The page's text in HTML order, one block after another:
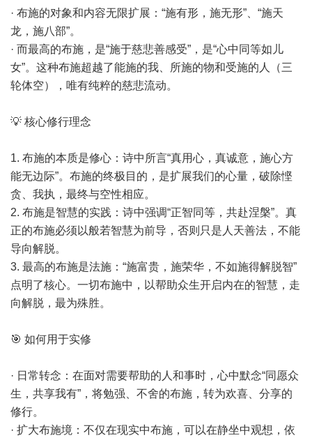
· 布施的对象和内容无限扩展：“施有形，施无形”、“施天
龙，施八部”。
· 而最高的布施，是“施于慈悲善感受”，是“心中同等如儿
女”。这种布施超越了能施的我、所施的物和受施的人（三
轮体空），唯有纯粹的慈悲流动。
💡 核心修行理念
1. 布施的本质是修心：诗中所言“真用心，真诚意，施心方
能无边际”。布施的终极目的，是扩展我们的心量，破除悭
贪、我执，最终与空性相应。
2. 布施是智慧的实践：诗中强调“正智同等，共赴涅槃”。真
正的布施必须以般若智慧为前导，否则只是人天善法，不能
导向解脱。
3. 最高的布施是法施：“施富贵，施荣华，不如施得解脱智”
点明了核心。一切布施中，以帮助众生开启内在的智慧，走
向解脱，最为殊胜。
🎯 如何用于实修
· 日常转念：在面对需要帮助的人和事时，心中默念“同愿众
生，共享我有”，将勉强、不舍的布施，转为欢喜、分享的
修行。
· 扩大布施境：不仅在现实中布施，可以在静坐中观想，依